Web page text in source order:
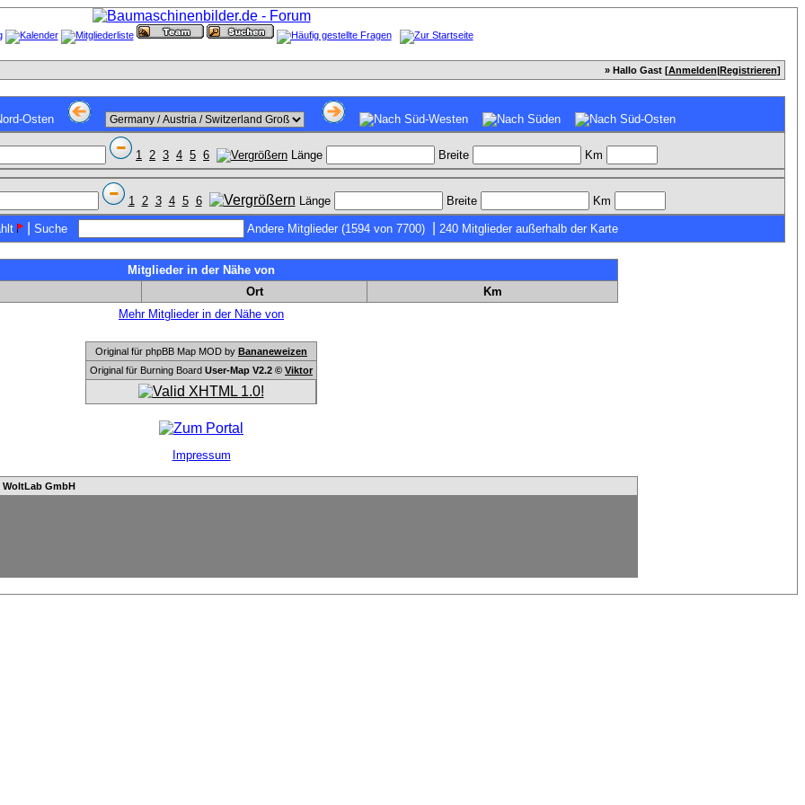
» Hallo Gast [Anmelden|Registrieren]
1 2 3 4 5 6 Länge Breite Km
1 2 3 4 5 6 Länge Breite Km
| Suche Andere Mitglieder (1594 von 7700) 240 Mitglieder außerhalb der Karte
Mitglieder in der Nähe von
Ort
Km
Mehr Mitglieder in der Nähe von
Original für phpBB Map MOD by Bananeweizen
Original für Burning Board User-Map V2.2 © Viktor
Impressum
WoltLab GmbH